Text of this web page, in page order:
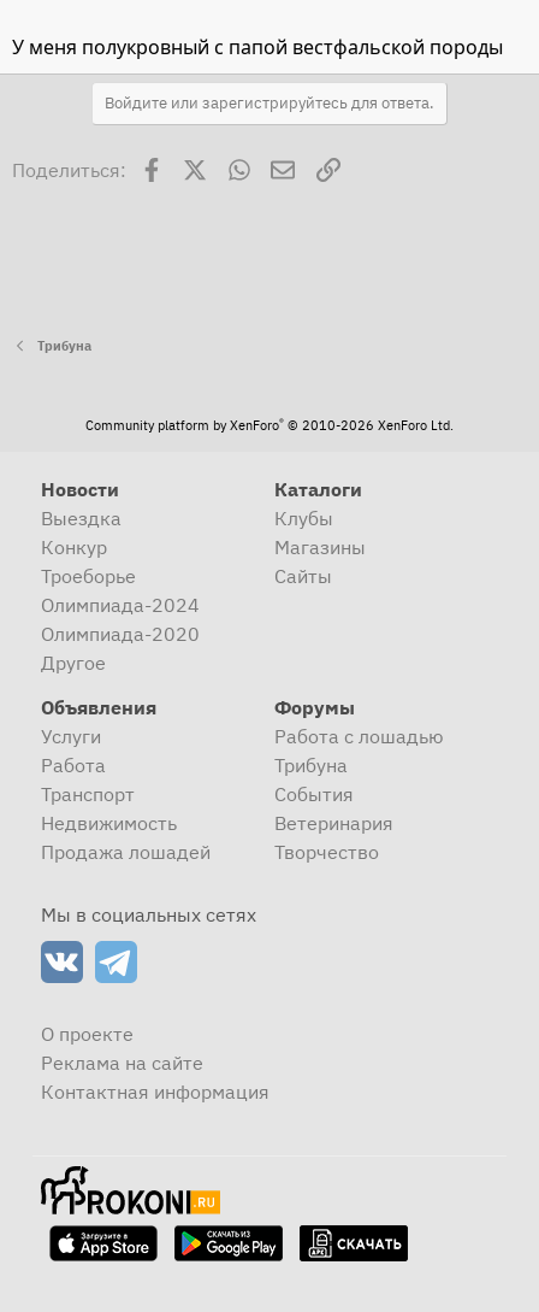
Если папа полный ч/кашка, а мама 7/8 ч/ка - это
полукровка, а не ч/ка, потому что 1/16 крови примеси,
которой нет в племенной книге. В данном примере
жеребёнка записывают породы этой 1/16, а не ч/ка.
У меня полукровный с папой вестфальской породы
Войдите или зарегистрируйтесь для ответа.
Поделиться: Facebook WhatsAppЭлектронная почта
Ссылка
Трибуна
Community platform by XenForo® © 2010-2026 XenForo Ltd.
Новости
Выездка
Конкур
Троеборье
Олимпиада-2024
Олимпиада-2020
Другое
Каталоги
Клубы
Магазины
Сайты
Объявления
Услуги
Работа
Транспорт
Недвижимость
Продажа лошадей
Форумы
Работа с лошадью
Трибуна
События
Ветеринария
Творчество
Мы в социальных сетях
О проекте
Реклама на сайте
Контактная информация